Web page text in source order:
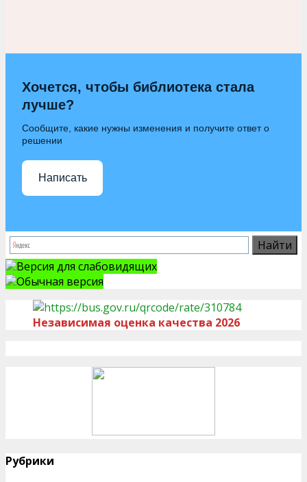
Хочется, чтобы библиотека стала
лучше?
Сообщите, какие нужны изменения и получите ответ о
решении
Написать
Версия для слабовидящих
Обычная версия
Независимая оценка качества 2026
Рубрики